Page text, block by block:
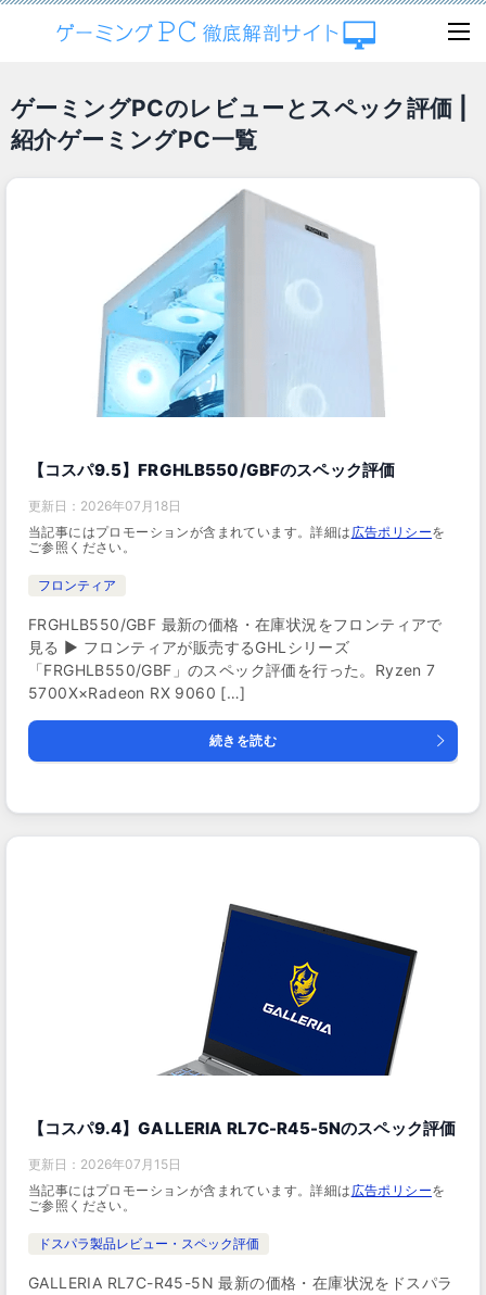
ゲーミングPCのレビューとスペック評価 |
紹介ゲーミングPC一覧
【コスパ9.5】FRGHLB550/GBFのスペック評価
更新日： 2026年07月18日
当記事にはプロモーションが含まれています。詳細は 広告ポリシーを
ご参照ください。
フロンティア
FRGHLB550/GBF 最新の価格・在庫状況をフロンティアで
見る ▶ フロンティアが販売するGHLシリーズ
「FRGHLB550/GBF」のスペック評価を行った。Ryzen 7
5700X×Radeon RX 9060 […]
続きを読む
【コスパ9.4】GALLERIA RL7C-R45-5Nのスペック評価
更新日： 2026年07月15日
当記事にはプロモーションが含まれています。詳細は 広告ポリシーを
ご参照ください。
ドスパラ製品レビュー・スペック評価
GALLERIA RL7C-R45-5N 最新の価格・在庫状況をドスパラ